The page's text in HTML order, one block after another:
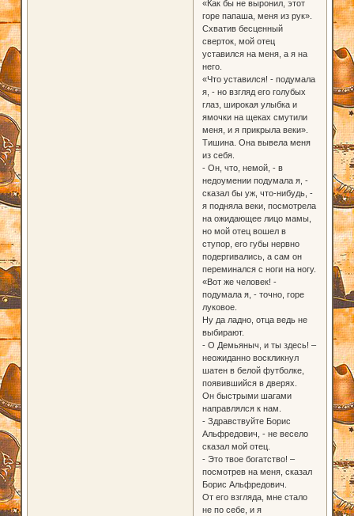
«Как бы не выронил, этот
горе папаша, меня из рук».
Схватив бесценный
сверток, мой отец
уставился на меня, а я на
него.
«Что уставился! - подумала
я, - но взгляд его голубых
глаз, широкая улыбка и
ямочки на щеках смутили
меня, и я прикрыла веки».
Тишина. Она вывела меня
из себя.
- Он, что, немой, - в
недоумении подумала я, -
сказал бы уж, что-нибудь, -
я подняла веки, посмотрела
на ожидающее лицо мамы,
но мой отец вошел в
ступор, его губы нервно
подергивались, а сам он
переминался с ноги на ногу.
«Вот же человек! -
подумала я, - точно, горе
луковое.
Ну да ладно, отца ведь не
выбирают.
- О Демьяныч, и ты здесь! –
неожиданно воскликнул
шатен в белой футболке,
появившийся в дверях.
Он быстрыми шагами
направлялся к нам.
- Здравствуйте Борис
Альфредович, - не весело
сказал мой отец.
- Это твое богатство! –
посмотрев на меня, сказал
Борис Альфредович.
От его взгляда, мне стало
не по себе, и я